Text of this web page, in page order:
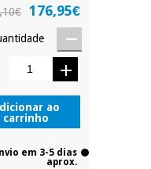
176,95€
ao
carrinho
em 3-5 dias
aprox.